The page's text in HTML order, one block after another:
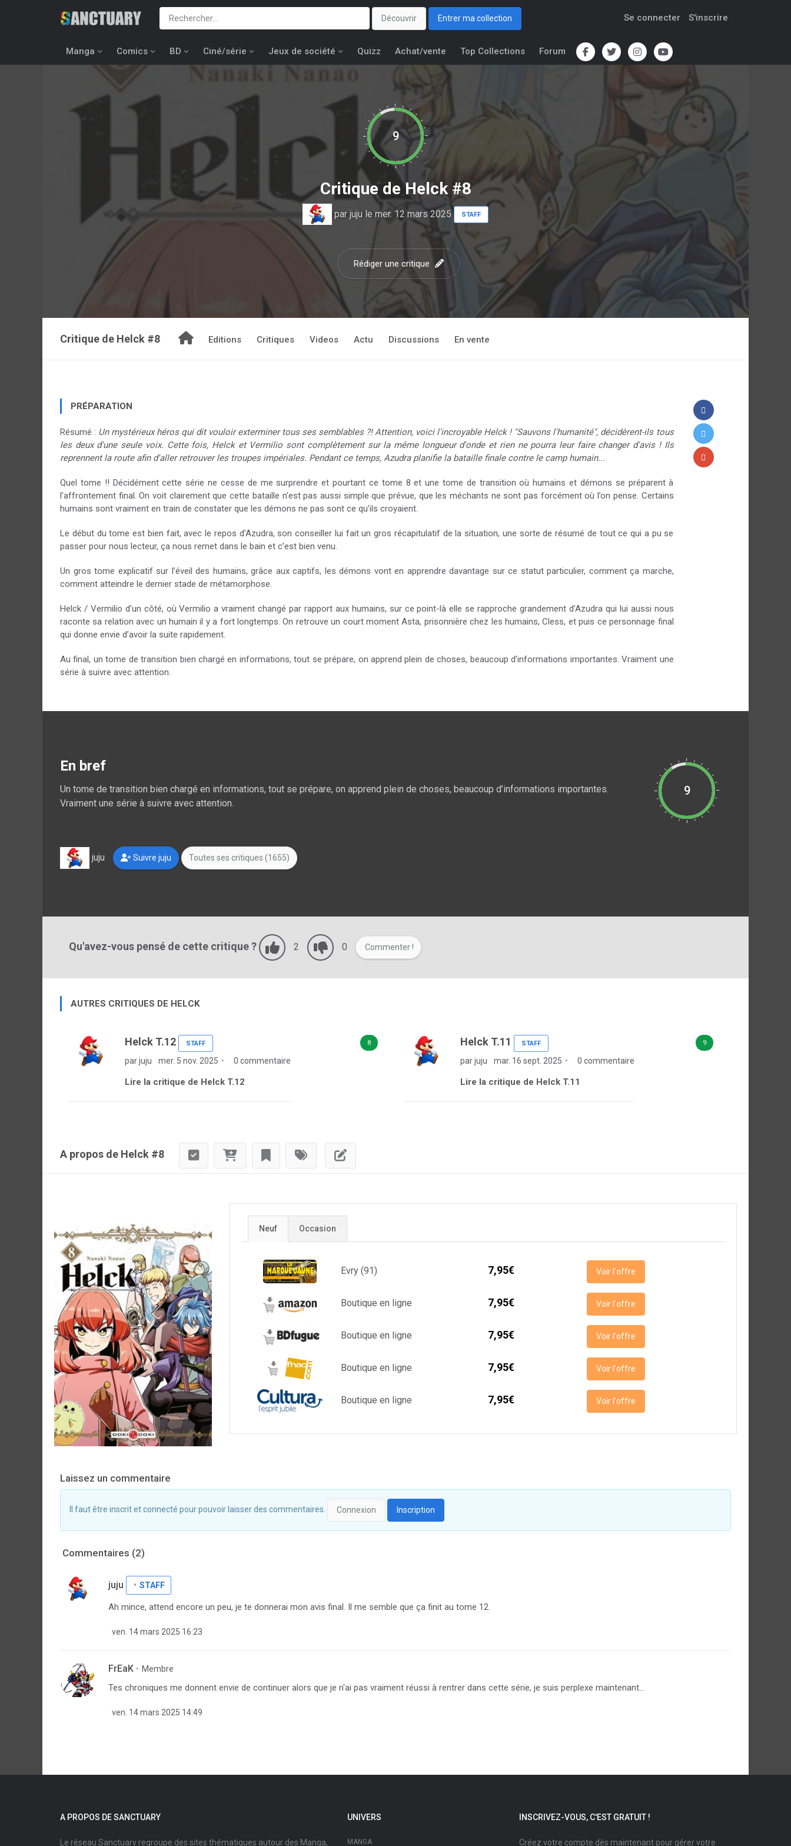
Découvrir Entrer ma collection Se connecter S'inscrire
Manga Comics BD Ciné/série Jeux de société Quizz Achat/vente Top Collections Forum
9
Critique deHelck #8
par juju le mer. 12 mars 2025 STAFF
Rédiger une critique
Critique de Helck #8 Editions Critiques Videos Actu Discussions En vente
PRÉPARATION
Résumé : Un mystérieux héros qui dit vouloir exterminer tous ses semblables ?! Attention, voici l'incroyable Helck ! "Sauvons l'humanité", décidèrent-ils tous
les deux d'une seule voix. Cette fois, Helck et Vermilio sont complètement sur la même longueur d'onde et rien ne pourra leur faire changer d'avis ! Ils
reprennent la route afin d'aller retrouver les troupes impériales. Pendant ce temps, Azudra planifie la bataille finale contre le camp humain...
Quel tome !! Décidément cette série ne cesse de me surprendre et pourtant ce tome 8 et une tome de transition où humains et démons se préparent à
l’affrontement final. On voit clairement que cette bataille n’est pas aussi simple que prévue, que les méchants ne sont pas forcément où l’on pense. Certains
humains sont vraiment en train de constater que les démons ne pas sont ce qu’ils croyaient.
Le début du tome est bien fait, avec le repos d’Azudra, son conseiller lui fait un gros récapitulatif de la situation, une sorte de résumé de tout ce qui a pu se
passer pour nous lecteur, ça nous remet dans le bain et c’est bien venu.
Un gros tome explicatif sur l’éveil des humains, grâce aux captifs, les démons vont en apprendre davantage sur ce statut particulier, comment ça marche,
comment atteindre le dernier stade de métamorphose.
Helck / Vermilio d’un côté, où Vermilio a vraiment changé par rapport aux humains, sur ce point-là elle se rapproche grandement d’Azudra qui lui aussi nous
raconte sa relation avec un humain il y a fort longtemps. On retrouve un court moment Asta, prisonnière chez les humains, Cless, et puis ce personnage final
qui donne envie d’avoir la suite rapidement.
Au final, un tome de transition bien chargé en informations, tout se prépare, on apprend plein de choses, beaucoup d’informations importantes. Vraiment une
série à suivre avec attention.
En bref
Un tome de transition bien chargé en informations, tout se prépare, on apprend plein de choses, beaucoup d’informations importantes.
Vraiment une série à suivre avec attention.
9
juju Suivre juju Toutes ses critiques (1655)
Qu'avez-vous pensé de cette critique ? 2 0 Commenter !
AUTRES CRITIQUES DE HELCK
8
Helck T.12 STAFF
par juju mer. 5 nov. 2025 0 commentaire
Lire la critique de Helck T.12
9
Helck T.11 STAFF
par juju mar. 16 sept. 2025 0 commentaire
Lire la critique de Helck T.11
A propos de Helck #8
Neuf Occasion
Evry (91) 7,95€ Voir l'offre
Boutique en ligne 7,95€ Voir l'offre
Boutique en ligne 7,95€ Voir l'offre
Boutique en ligne 7,95€ Voir l'offre
Boutique en ligne 7,95€ Voir l'offre
Laissez un commentaire
Il faut être inscrit et connecté pour pouvoir laisser des commentaires. Connexion Inscription
Commentaires (2)
juju STAFF
Ah mince, attend encore un peu, je te donnerai mon avis final. Il me semble que ça finit au tome 12.
ven. 14 mars 2025 16:23
FrEaK Membre
Tes chroniques me donnent envie de continuer alors que je n'ai pas vraiment réussi à rentrer dans cette série, je suis perplexe maintenant...
ven. 14 mars 2025 14:49
A PROPOS DE SANCTUARY
Le réseau Sanctuary regroupe des sites thématiques autour des Manga,
UNIVERS
MANGA
INSCRIVEZ-VOUS, C'EST GRATUIT !
Créez votre compte dès maintenant pour gérer votre